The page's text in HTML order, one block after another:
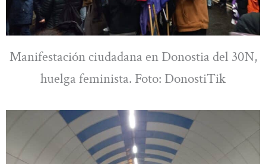
Manifestación ciudadana en Donostia del 30N,
huelga feminista. Foto: DonostiTik